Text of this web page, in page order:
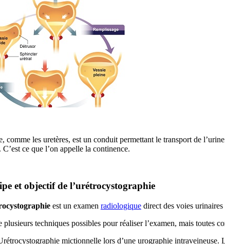
comme les uretères, est un conduit permettant le transport de
C’est ce que l’on appelle la continence.
et objectif de l’urétrocystographie
est un examen radiologiquedirect des voies urinaires
plusieurs techniques possibles pour réaliser l’examen, mais toutes
mictionnelle lors d’une urographie intraveineuse.